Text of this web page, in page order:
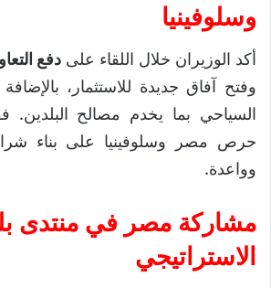
وسلوفينيا
أكد الوزيران خلال اللقاء على دفع
وفتح آفاق جديدة للاستثمار،
السياحي بما يخدم مصالح البلدين.
حرص مصر وسلوفينيا على بناء
وواعدة.
مشاركة مصر في منتدى
الاستراتيجي